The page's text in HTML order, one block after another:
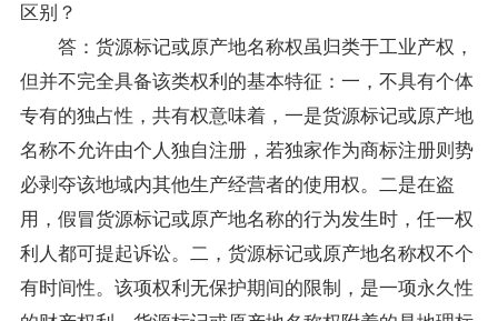
区别？
答：货源标记或原产地名称权虽归类于工业产权，
但并不完全具备该类权利的基本特征：一，不具有个体
专有的独占性，共有权意味着，一是货源标记或原产地
名称不允许由个人独自注册，若独家作为商标注册则势
必剥夺该地域内其他生产经营者的使用权。二是在盗
用，假冒货源标记或原产地名称的行为发生时，任一权
利人都可提起诉讼。二，货源标记或原产地名称权不个
有时间性。该项权利无保护期间的限制，是一项永久性